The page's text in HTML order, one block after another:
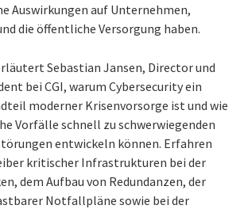
Auswirkungen auf Unternehmen,
die öffentliche Versorgung haben.
Sebastian Jansen, Director und
bei CGI, warum Cybersecurity ein
moderner Krisenvorsorge ist und wie
Vorfälle schnell zu schwerwiegenden
entwickeln können. Erfahren
kritischer Infrastrukturen bei der
dem Aufbau von Redundanzen, der
Notfallpläne sowie bei der